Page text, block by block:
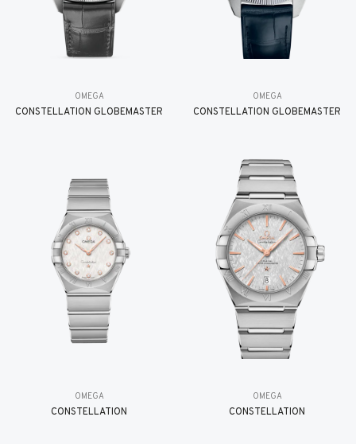
OMEGA
CONSTELLATION GLOBEMASTER
OMEGA
CONSTELLATION GLOBEMASTER
OMEGA
CONSTELLATION
OMEGA
CONSTELLATION